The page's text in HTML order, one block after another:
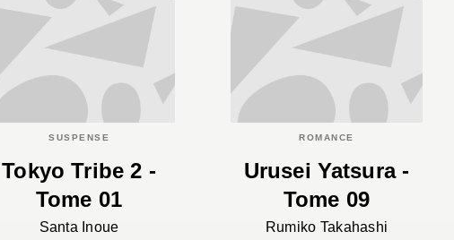
SUSPENSE
Tokyo Tribe 2 -
Tome 01
Santa Inoue
ROMANCE
Urusei Yatsura -
Tome 09
Rumiko Takahashi